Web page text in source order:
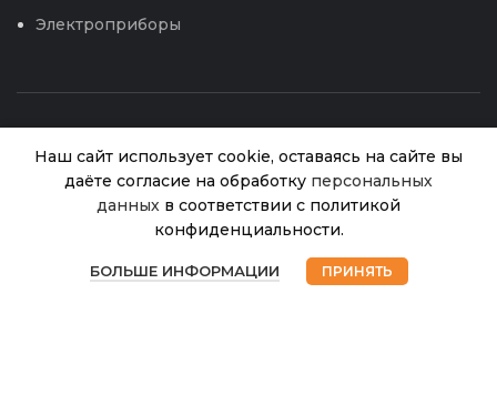
Электроприборы
Интернет магазин Успех. ИП Хрипунов Сергей
Александрович
Наш сайт использует cookie, оставаясь на сайте вы
даёте согласие на обработку персональных
данных в соответствии с политикой
конфиденциальности.
БОЛЬШЕ ИНФОРМАЦИИ ПРИНЯТЬ
Огурец
(Аэлита)
65.00 ₽
наличии
Магазин Избранное Корзина Мой аккаунт